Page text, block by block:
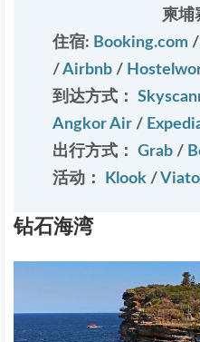
柬埔
住宿: Booking.com
/Airbnb /
到达方式：
Angkor Air /
出行方式：Grab /
活动：
Klook /
钻石海湾